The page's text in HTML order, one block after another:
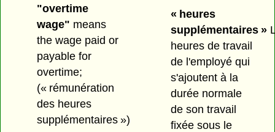
"overtime
wage" means
the wage paid or
payable for
overtime;
(« rémunération
des heures
supplémentaires »)
« heures
supplémentaires »
heures de travail
de l'employé qui
s'ajoutent à la
durée normale
de son travail
fixée sous le